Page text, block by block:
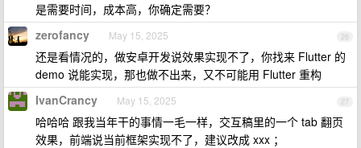
是需要时间，成本高，你确定需要？
26
zerofancy May 15, 2025
还是看情况的，做安卓开发说效果实现不了，你找来 Flutter 的
demo 说能实现，那也做不出来，又不可能用 Flutter 重构
27
IvanCrancy May 15, 2025
哈哈哈 跟我当年干的事情一毛一样，交互稿里的一个 tab 翻页
效果，前端说当前框架实现不了，建议改成 xxx ；